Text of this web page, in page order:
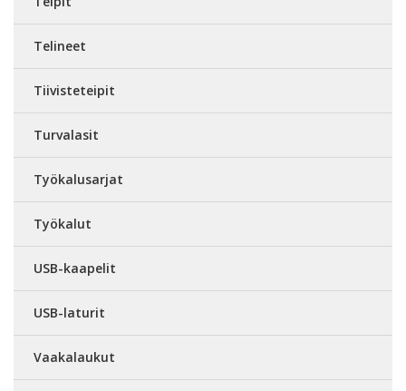
Telineet
Tiivisteteipit
Turvalasit
Työkalusarjat
Työkalut
USB-kaapelit
USB-laturit
Vaakalaukut